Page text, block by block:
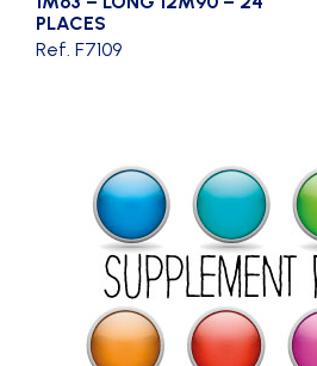
PLACES
Ref. F7109